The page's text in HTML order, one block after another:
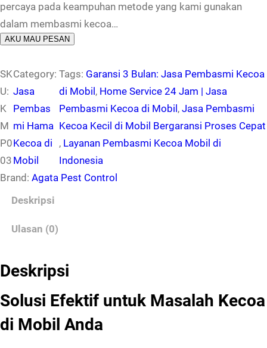
percaya pada keampuhan metode yang kami gunakan
dalam membasmi kecoa…
AKU MAU PESAN
SK
U:
K
M
P0
03
Category:
Jasa
Pembas
mi Hama
Kecoa di
Mobil
Tags: Garansi 3 Bulan: Jasa Pembasmi Kecoa
di Mobil , Home Service 24 Jam | Jasa
Pembasmi Kecoa di Mobil , Jasa Pembasmi
Kecoa Kecil di Mobil Bergaransi Proses Cepat
, Layanan Pembasmi Kecoa Mobil di
Indonesia
Brand: Agata Pest Control
Deskripsi
Ulasan (0)
Deskripsi
Solusi Efektif untuk Masalah Kecoa
di Mobil Anda